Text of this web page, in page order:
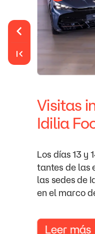
Visitas
Idilia
Leer más
Los días 13 y
tantes de las
las sedesde
enel marco